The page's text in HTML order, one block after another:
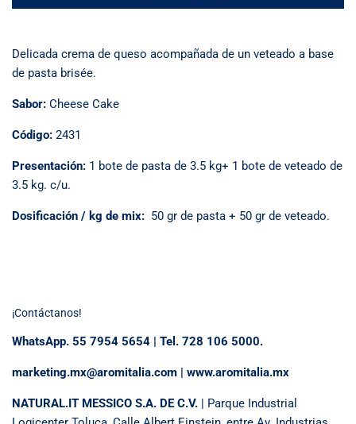
Delicada crema de queso acompañada de un veteado a base
de pasta brisée.
Sabor: Cheese Cake
Código: 2431
Presentación: 1 bote de pasta de 3.5 kg+ 1 bote de veteado de
3.5 kg. c/u.
Dosificación / kg de mix: 50 gr de pasta + 50 gr de veteado.
¡Contáctanos!
WhatsApp. 55 7954 5654 | Tel. 728 106 5000.
marketing.mx@aromitalia.com | www.aromitalia.mx
NATURAL.IT MESSICO S.A. DE C.V. | Parque Industrial